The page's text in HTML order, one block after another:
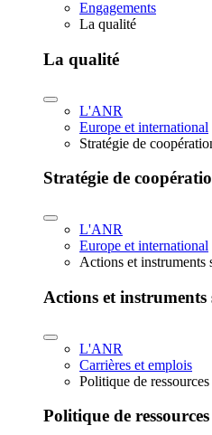
Engagements
La qualité
La qualité
L'ANR
Europe et international
Stratégie de
Stratégie de
L'ANR
Europe et international
Actions et instruments
Actions et instruments
L'ANR
Carrières et emplois
Politique de
Politique de